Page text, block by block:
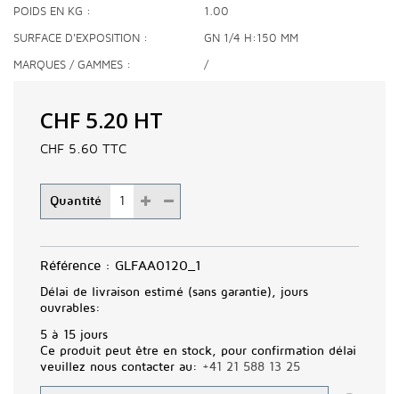
POIDS EN KG 1.00
SURFACE D'EXPOSITION GN 1/4 H:150 MM
MARQUES / GAMMES /
Quantité
CHF 5.20 HT
CHF 5.60 TTC
Référence : GLFAA0120_1
Délai de livraison estimé (sans garantie), jours
ouvrables:
5 à 15 jours
Ce produit peut être en stock, pour confirmation délai
veuillez nous contacter au: +41 21 588 13 25